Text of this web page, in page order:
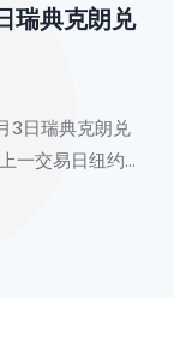
瑞典克朗兑
3日瑞典克朗兑
一交易日纽约